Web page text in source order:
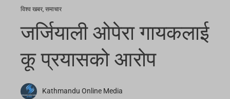
विश्व खबर, समाचार
जर्जियाली ओपेरा गायकलाई
कू प्रयासको आरोप
Kathmandu Online Media